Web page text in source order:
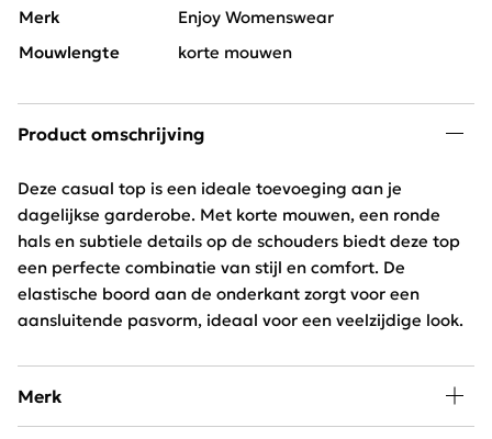
Merk
Enjoy Womenswear
Mouwlengte
korte mouwen
Product omschrijving
Deze casual top is een ideale toevoeging aan je
dagelijkse garderobe. Met korte mouwen, een ronde
hals en subtiele details op de schouders biedt deze top
een perfecte combinatie van stijl en comfort. De
elastische boord aan de onderkant zorgt voor een
aansluitende pasvorm, ideaal voor een veelzijdige look.
Merk